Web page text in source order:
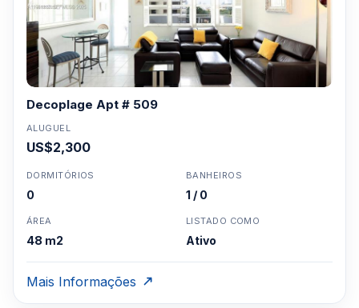
Decoplage Apt # 509
ALUGUEL
US$2,300
DORMITÓRIOS
0
BANHEIROS
1 / 0
ÁREA
48 m2
LISTADO COMO
Ativo
Mais Informações